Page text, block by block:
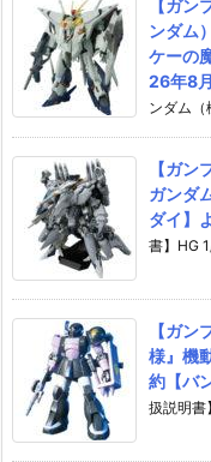
【ガ
ンダム
ケーの
26年8
ンダム（
【ガ
ガンダ
ダイ】
書】HG
【ガ
様』機
約【バ
扱説明書